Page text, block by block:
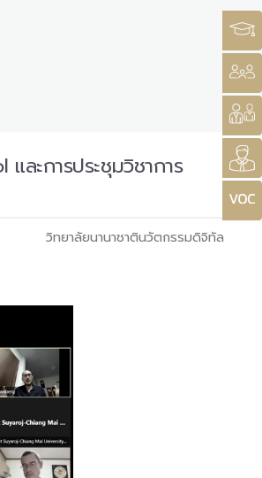
ละการประชุมวิชาการ
วิทยาลัยนานาชาตินวัตกรรมดิจิทัล